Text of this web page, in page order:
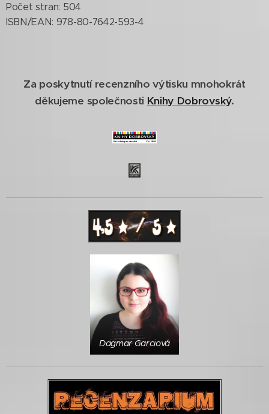
Počet stran: 504
ISBN/EAN: 978-80-7642-593-4
Za poskytnutí recenzního výtisku mnohokrát
děkujeme společnosti Knihy Dobrovský.
Dagmar Garciová